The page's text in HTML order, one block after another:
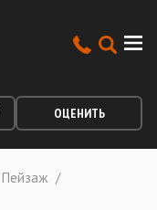
ОЦЕНИТЬ
Пейзаж /